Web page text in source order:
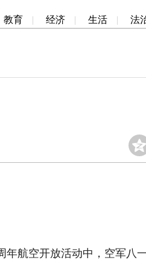
教育 | 经济 | 生活 | 法
航空开放活动中，空军八